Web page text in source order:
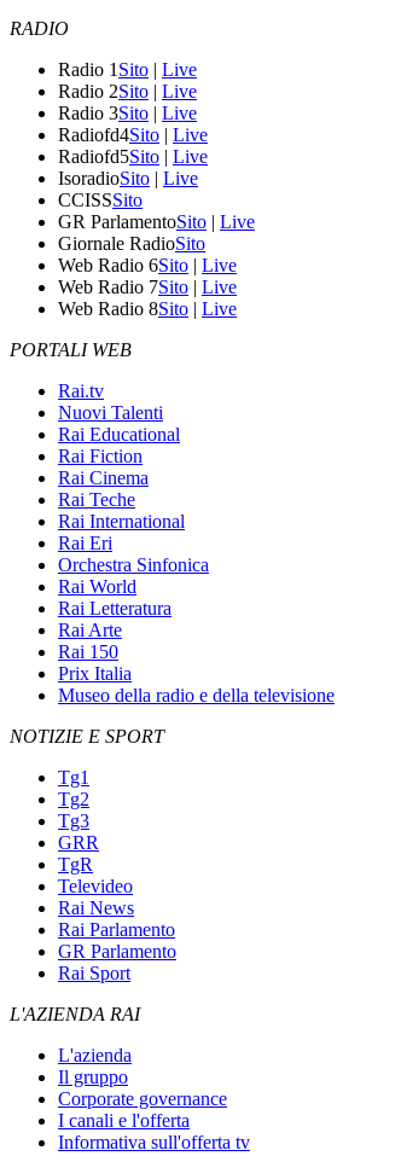
RADIO
Radio 1 Sito | Live
Radio 2Sito | Live
Radio 3Sito | Live
Radiofd4Sito | Live
Radiofd5Sito | Live
IsoradioSito | Live
CCISSSito
GR ParlamentoSito | Live
Giornale RadioSito
Web Radio 6Sito | Live
Web Radio 7Sito | Live
Web Radio 8Sito | Live
PORTALI WEB
Rai.tv
Nuovi Talenti
Rai Educational
Rai Fiction
Rai Cinema
Rai Teche
Rai International
Rai Eri
Orchestra Sinfonica
Rai World
Rai Letteratura
Rai Arte
Rai 150
Prix Italia
Museo della radio e della televisione
NOTIZIE E SPORT
Tg1
Tg2
Tg3
GRR
TgR
Televideo
Rai News
Rai Parlamento
GR Parlamento
Rai Sport
L'AZIENDA RAI
L'azienda
Il gruppo
Corporate governance
I canali e l'offerta
Informativa sull'offerta tv